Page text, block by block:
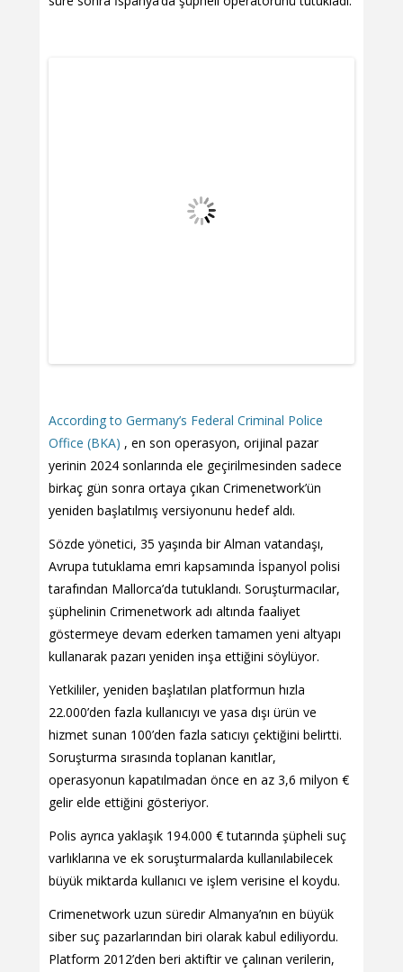
According to Germany’s Federal Criminal Police
Office (BKA) , en son operasyon, orijinal pazar
yerinin 2024 sonlarında ele geçirilmesinden sadece
birkaç gün sonra ortaya çıkan Crimenetwork’ün
yeniden başlatılmış versiyonunu hedef aldı.
Sözde yönetici, 35 yaşında bir Alman vatandaşı,
Avrupa tutuklama emri kapsamında İspanyol polisi
tarafından Mallorca’da tutuklandı. Soruşturmacılar,
şüphelinin Crimenetwork adı altında faaliyet
göstermeye devam ederken tamamen yeni altyapı
kullanarak pazarı yeniden inşa ettiğini söylüyor.
Yetkililer, yeniden başlatılan platformun hızla
22.000’den fazla kullanıcıyı ve yasa dışı ürün ve
hizmet sunan 100’den fazla satıcıyı çektiğini belirtti.
Soruşturma sırasında toplanan kanıtlar,
operasyonun kapatılmadan önce en az 3,6 milyon €
gelir elde ettiğini gösteriyor.
Polis ayrıca yaklaşık 194.000 € tutarında şüpheli suç
varlıklarına ve ek soruşturmalarda kullanılabilecek
büyük miktarda kullanıcı ve işlem verisine el koydu.
Crimenetwork uzun süredir Almanya’nın en büyük
siber suç pazarlarından biri olarak kabul ediliyordu.
Platform 2012’den beri aktiftir ve çalınan verilerin,